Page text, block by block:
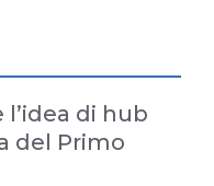
di hub
del Primo